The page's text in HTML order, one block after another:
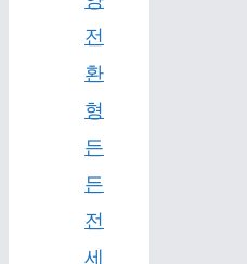
전
환
형
든
든
전
세